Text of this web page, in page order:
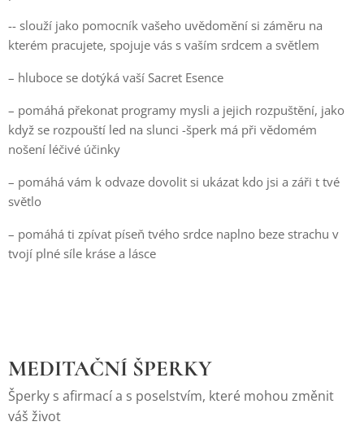
-- slouží jako pomocník vašeho uvědomění si záměru na
kterém pracujete, spojuje vás s vaším srdcem a světlem
– hluboce se dotýká vaší Sacret Esence
– pomáhá překonat programy mysli a jejich rozpuštění, jako
když se rozpouští led na slunci -šperk má při vědomém
nošení léčivé účinky
– pomáhá vám k odvaze dovolit si ukázat kdo jsi a záři t tvé
světlo
– pomáhá ti zpívat píseň tvého srdce naplno beze strachu v
tvojí plné síle kráse a lásce
MEDITAČNÍ ŠPERKY
Šperky s afirmací a s poselstvím, které mohou změnit
váš život